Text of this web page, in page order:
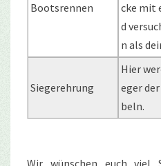
Bootsrennen
cke mit
d
n als
Siegerehrung
Hier
eger
beln.